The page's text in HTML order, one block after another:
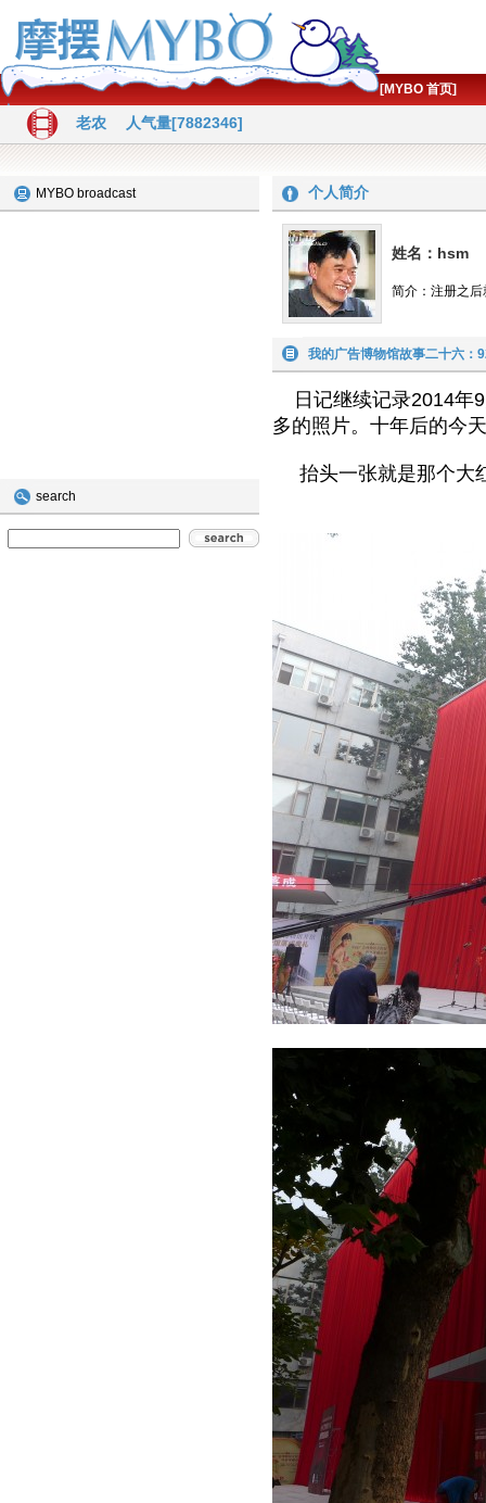
[MYBO 首页]
老农 人气量[7882346]
MYBO broadcast
search
个人简介
姓名：hsm
简介：注册之
我的广告博物馆故事二十六：
日记继续记录2014年
多的照片。十年后的今
抬头一张就是那个大